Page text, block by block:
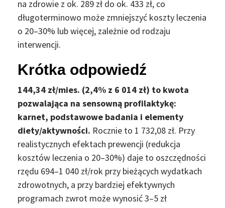
na zdrowie z ok. 289 zł do ok. 433 zł, co
długoterminowo może zmniejszyć koszty leczenia
o 20–30% lub więcej, zależnie od rodzaju
interwencji.
Krótka odpowiedź
144,34 zł/mies. (2,4% z 6 014 zł) to kwota
pozwalająca na sensowną profilaktykę:
karnet, podstawowe badania i elementy
diety/aktywności. Rocznie to 1 732,08 zł. Przy
realistycznych efektach prewencji (redukcja
kosztów leczenia o 20–30%) daje to oszczędności
rzędu 694–1 040 zł/rok przy bieżących wydatkach
zdrowotnych, a przy bardziej efektywnych
programach zwrot może wynosić 3–5 zł